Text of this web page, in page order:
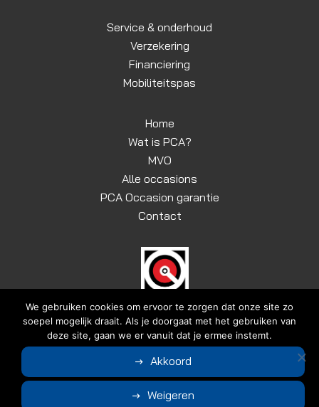
Service & onderhoud
Verzekering
Financiering
Mobiliteitspas
Home
Wat is PCA?
MVO
Alle occasions
PCA Occasion garantie
Contact
VINGERHOETS AUTOBEDRIJF BLADEL B.V.
|
We gebruiken cookies om ervoor te zorgen dat onze site zo
soepel mogelijk draait. Als je doorgaat met het gebruiken van
deze site, gaan we er vanuit dat je ermee instemt.
Akkoord
Weigeren